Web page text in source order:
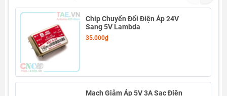
Chip Chuyển Đổi Điện Áp 24V
Sang 5V Lambda
35.000₫
Mạch Giảm Áp 5V 3A Sạc Điện